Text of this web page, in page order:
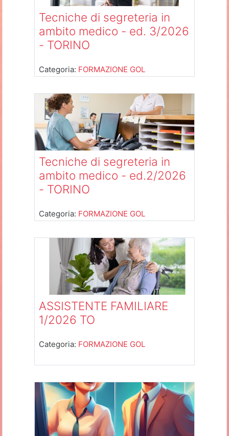
Tecniche di segreteria in
ambito medico - ed. 3/2026
- TORINO
Categoria: FORMAZIONE GOL
Tecniche di segreteria in
ambito medico - ed.2/2026
- TORINO
Categoria: FORMAZIONE GOL
ASSISTENTE FAMILIARE
1/2026 TO
Categoria: FORMAZIONE GOL